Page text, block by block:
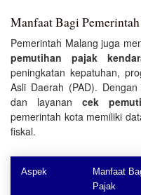
Manfaat Bagi
Pemerintah Malang juga
pemutihan pajak
peningkatan kepatuhan,
Asli Daerah (PAD).
dan layanan cek
pemerintah kota memiliki
fiskal.
Aspek
Manfaat
Pajak